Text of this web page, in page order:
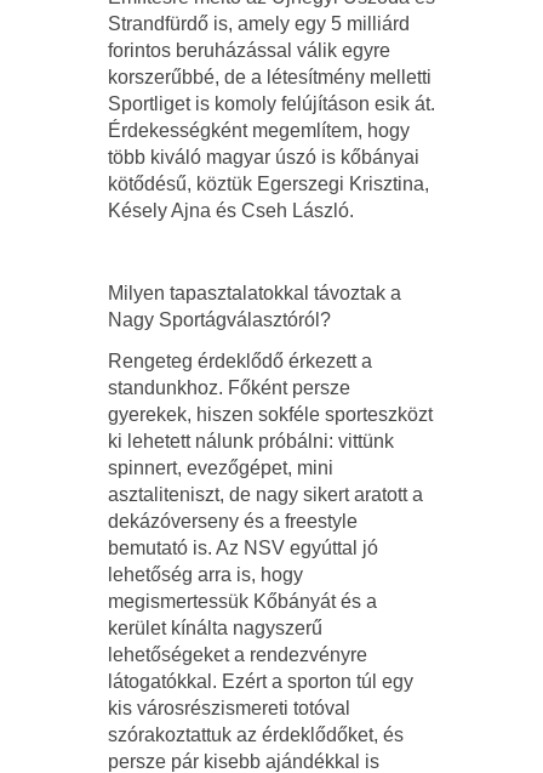
Strandfürdő is, amely egy 5 milliárd
forintos beruházással válik egyre
korszerűbbé, de a létesítmény melletti
Sportliget is komoly felújításon esik át.
Érdekességként megemlítem, hogy
több kiváló magyar úszó is kőbányai
kötődésű, köztük Egerszegi Krisztina,
Késely Ajna és Cseh László.
Milyen tapasztalatokkal távoztak a
Nagy Sportágválasztóról?
Rengeteg érdeklődő érkezett a
standunkhoz. Főként persze
gyerekek, hiszen sokféle sporteszközt
ki lehetett nálunk próbálni: vittünk
spinnert, evezőgépet, mini
asztaliteniszt, de nagy sikert aratott a
dekázóverseny és a freestyle
bemutató is. Az NSV egyúttal jó
lehetőség arra is, hogy
megismertessük Kőbányát és a
kerület kínálta nagyszerű
lehetőségeket a rendezvényre
látogatókkal. Ezért a sporton túl egy
kis városrészismereti totóval
szórakoztattuk az érdeklődőket, és
persze pár kisebb ajándékkal is